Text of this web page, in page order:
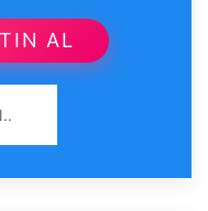
AL